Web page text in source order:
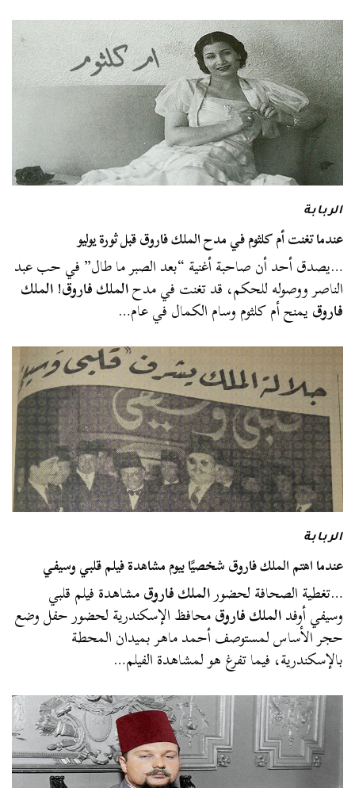
الربابة
عندما تغنت أم كلثوم في مدح الملك فاروق قبل ثورة يوليو
…يصدق أحد أن صاحبة أغنية “بعد الصبر ما طال” في حب عبد
الناصر ووصوله للحكم، قد تغنت في مدحالملك فاروق!الملك
فاروقيمنح أم كلثوم وسام الكمال في عام…
الربابة
عندما اهتم الملك فاروق شخصيًا بيوم مشاهدة فيلم قلبي وسيفي
…تغطية الصحافة لحضورالملك فاروقمشاهدة فيلم قلبي
وسيفي أوفدالملك فاروقمحافظ الإسكندرية لحضور حفل وضع
حجر الأساس لمستوصف أحمد ماهر بميدان المحطة
بالإسكندرية، فيما تفرغ هو لمشاهدة الفيلم…